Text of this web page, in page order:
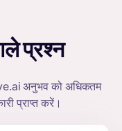
प्रश्न
अनुभव को अधिकतम
प्राप्त करें।